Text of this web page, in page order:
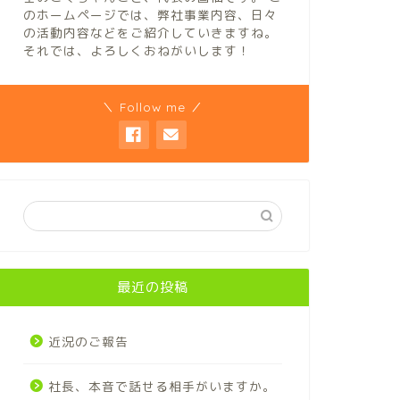
のホームページでは、弊社事業内容、日々
の活動内容などをご紹介していきますね。
それでは、よろしくおねがいします！
＼ Follow me ／
最近の投稿
近況のご報告
社長、本音で話せる相手がいますか。